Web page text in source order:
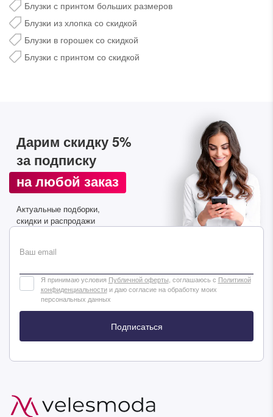
Блузки с принтом больших размеров
Блузки из хлопка со скидкой
Блузки в горошек со скидкой
Блузки с принтом со скидкой
Дарим скидку 5%
за подписку
на любой заказ
Актуальные подборки,
скидки и распродажи
Ваш email
Я принимаю условия Публичной оферты , соглашаюсь с Политикой
конфиденциальностии даю согласие на обработку моих
персональных данных
Подписаться
Дарим скидку 5%за подписку на наш
телеграм-канал
Стильные подборки, эксклюзивные акции и горячие
распродажи в удобном формате